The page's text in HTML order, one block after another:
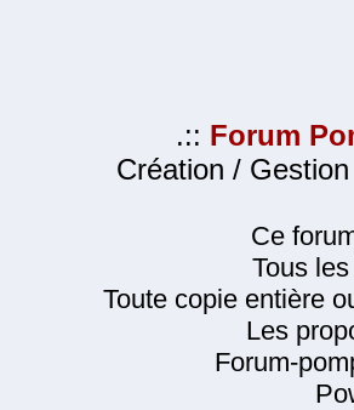
.:: Forum
Création / Gestion
Ce
Tous
Toute copie entière
Les
Forum-